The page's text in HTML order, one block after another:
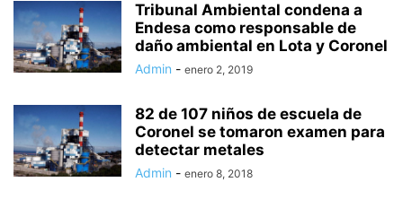
Tribunal Ambiental condena a
Endesa como responsable de
daño ambiental en Lota y Coronel
Admin - enero 2, 2019
82 de 107 niños de escuela de
Coronel se tomaron examen para
detectar metales
Admin - enero 8, 2018